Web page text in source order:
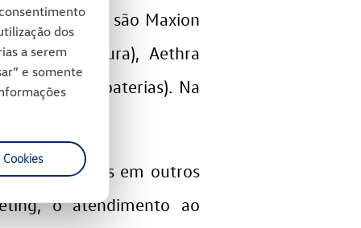
dos
a serem
e somente
Cookies
parceiras são Maxion
Carese (pintura), Aethra
e Moura (baterias). Na
mais em outros
o atendimento ao